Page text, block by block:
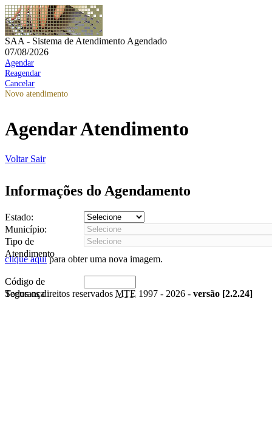
SAA - Sistema de Atendimento Agendado
07/08/2026
Agendar
Reagendar
Cancelar
Novo atendimento
Agendar Atendimento
Voltar Sair
Informações do Agendamento
Estado:
Município:
Tipo de
Atendimento
clique aquipara obter uma nova imagem.
Código de
Segurança
Todos os direitos reservados MTE 1997 - 2026 - versão [2.2.24]